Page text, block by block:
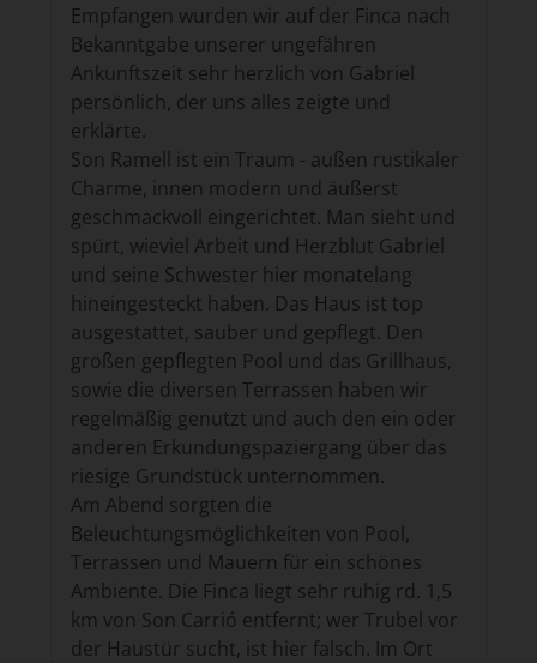
Empfangen wurden wir auf der Finca nach
Bekanntgabe unserer ungefähren
Ankunftszeit sehr herzlich von Gabriel
persönlich, der uns alles zeigte und
erklärte.
Son Ramell ist ein Traum - außen rustikaler
Charme, innen modern und äußerst
geschmackvoll eingerichtet. Man sieht und
spürt, wieviel Arbeit und Herzblut Gabriel
und seine Schwester hier monatelang
hineingesteckt haben. Das Haus ist top
ausgestattet, sauber und gepflegt. Den
großen gepflegten Pool und das Grillhaus,
sowie die diversen Terrassen haben wir
regelmäßig genutzt und auch den ein oder
anderen Erkundungspaziergang über das
riesige Grundstück unternommen.
Am Abend sorgten die
Beleuchtungsmöglichkeiten von Pool,
Terrassen und Mauern für ein schönes
Ambiente. Die Finca liegt sehr ruhig rd. 1,5
km von Son Carrió entfernt; wer Trubel vor
der Haustür sucht, ist hier falsch. Im Ort